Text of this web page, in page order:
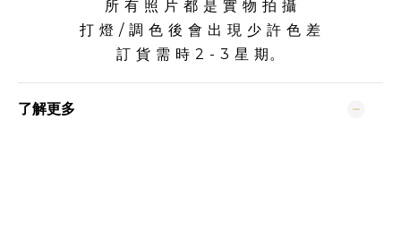
所 有 照 片 都 是 實 物 拍 攝
打 燈 / 調 色 後 會 出 現 少 許 色 差
訂 貨 需 時 2 - 3 星 期。
了解更多